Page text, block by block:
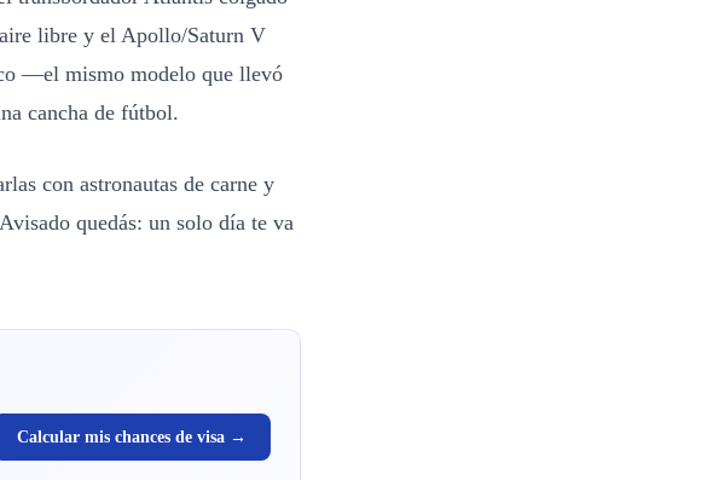
libre y el Apollo/Saturn V
—el mismo modelo que llevó
cancha de fútbol.
con astronautas de carne y
quedás: un solo día te va
Calcular mis chances de visa →